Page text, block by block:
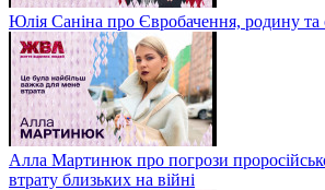
Юлія Саніна про Євробачення, родину та
Алла Мартинюк про погрози
втрату близьких на війні